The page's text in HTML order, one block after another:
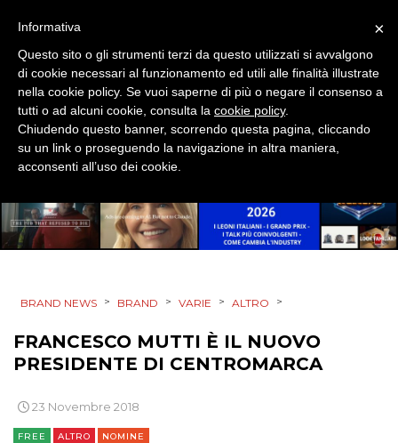
CSR
STRATEGIE
CINEMA
EDITORIA
TV
BRAND NEWS > BRAND > VARIE > ALTRO >
FRANCESCO MUTTI È IL NUOVO
PRESIDENTE DI CENTROMARCA
23 Novembre 2018
FREE ALTRO NOMINE
×
Informativa
Questo sito o gli strumenti terzi da questo utilizzati si avvalgono
di cookie necessari al funzionamento ed utili alle finalità illustrate
nella cookie policy. Se vuoi saperne di più o negare il consenso a
tutti o ad alcuni cookie, consulta la cookie policy.
Chiudendo questo banner, scorrendo questa pagina, cliccando
su un link o proseguendo la navigazione in altra maniera,
acconsenti all’uso dei cookie.